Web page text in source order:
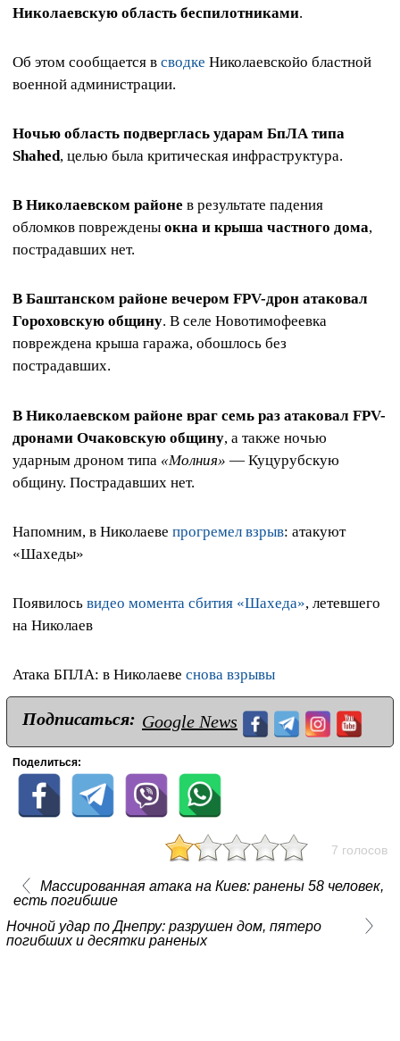
Николаевскую область беспилотниками.
Об этом сообщается в сводке Николаевскойо бластной
военной администрации.
Ночью область подверглась ударам БпЛА типа
Shahed, целью была критическая инфраструктура.
В Николаевском районе в результате падения
обломков повреждены окна и крыша частного дома,
пострадавших нет.
В Баштанском районе вечером FPV-дрон атаковал
Гороховскую общину. В селе Новотимофеевка
повреждена крыша гаража, обошлось без
пострадавших.
В Николаевском районе враг семь раз атаковал FPV-
дронами Очаковскую общину, а также ночью
ударным дроном типа «Молния» — Куцурубскую
общину. Пострадавших нет.
Напомним, в Николаеве прогремел взрыв: атакуют
«Шахеды»
Появилось видео момента сбития «Шахеда», летевшего
на Николаев
Атака БПЛА: в Николаеве снова взрывы
Подписаться: Google News
Поделиться:
7 голосов
Массированная атака на Киев: ранены 58 человек,
есть погибшие
Ночной удар по Днепру: разрушен дом, пятеро
погибших и десятки раненых